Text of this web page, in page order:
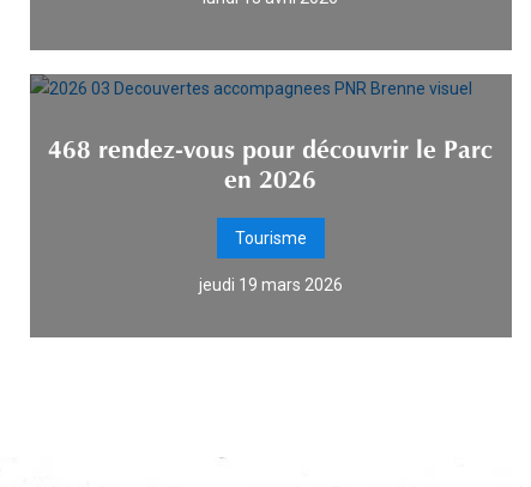
468 rendez-vous pour découvrir le Parc
en 2026
Tourisme
jeudi 19 mars 2026